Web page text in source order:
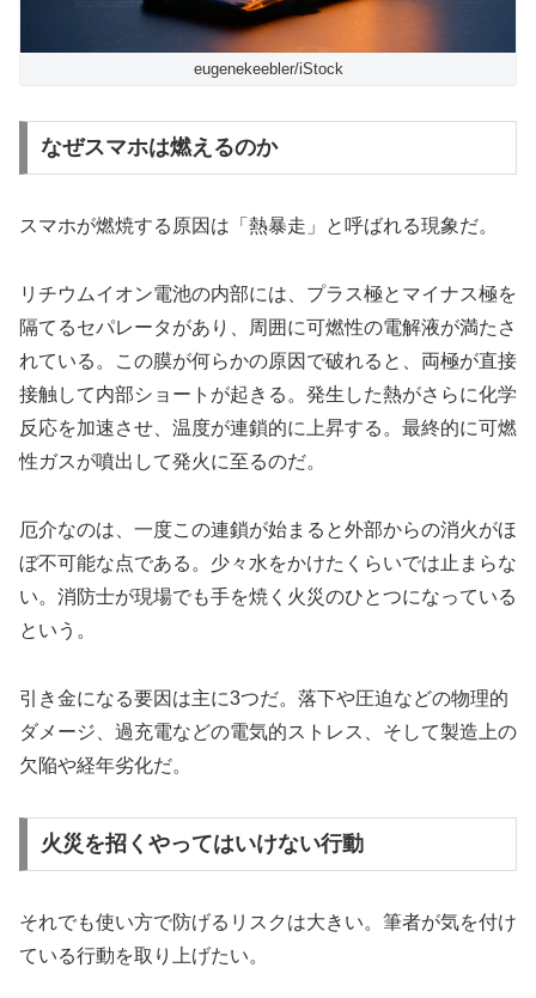
eugenekeebler/iStock
なぜスマホは燃えるのか
スマホが燃焼する原因は「熱暴走」と呼ばれる現象だ。
リチウムイオン電池の内部には、プラス極とマイナス極を
隔てるセパレータがあり、周囲に可燃性の電解液が満たさ
れている。この膜が何らかの原因で破れると、両極が直接
接触して内部ショートが起きる。発生した熱がさらに化学
反応を加速させ、温度が連鎖的に上昇する。最終的に可燃
性ガスが噴出して発火に至るのだ。
厄介なのは、一度この連鎖が始まると外部からの消火がほ
ぼ不可能な点である。少々水をかけたくらいでは止まらな
い。消防士が現場でも手を焼く火災のひとつになっている
という。
引き金になる要因は主に3つだ。落下や圧迫などの物理的
ダメージ、過充電などの電気的ストレス、そして製造上の
欠陥や経年劣化だ。
火災を招くやってはいけない行動
それでも使い方で防げるリスクは大きい。筆者が気を付け
ている行動を取り上げたい。